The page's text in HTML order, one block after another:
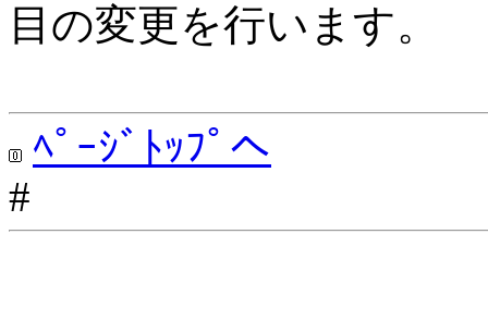
目の変更を行います。
ﾍﾟｰｼﾞﾄｯﾌﾟへ
#